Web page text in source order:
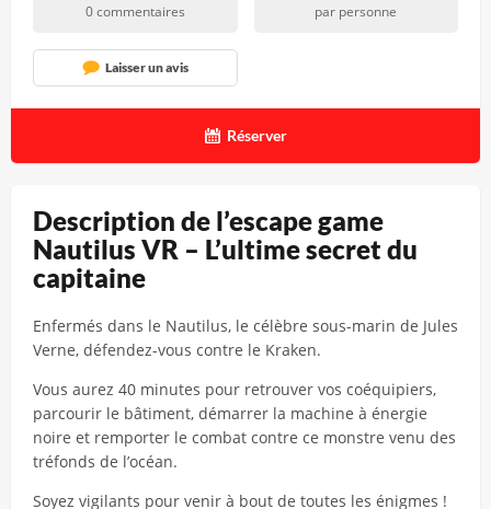
Description de l’escape game
Nautilus VR – L’ultime secret du
capitaine
Enfermés dans le Nautilus, le célèbre sous-marin de Jules
Verne, défendez-vous contre le Kraken.
Vous aurez 40 minutes pour retrouver vos coéquipiers,
parcourir le bâtiment, démarrer la machine à énergie
noire et remporter le combat contre ce monstre venu des
tréfonds de l’océan.
Soyez vigilants pour venir à bout de toutes les énigmes !
0 commentaires par personne
Laisser un avis
Réserver